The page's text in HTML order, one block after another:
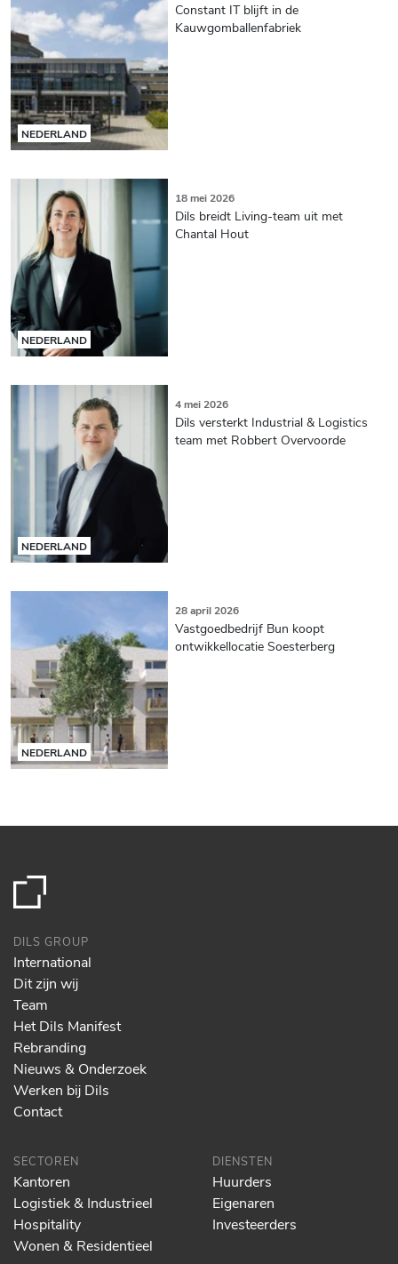
NEDERLAND
Constant IT blijft in de
Kauwgomballenfabriek
NEDERLAND
18 mei 2026
Dils breidt Living-team uit met
Chantal Hout
NEDERLAND
4 mei 2026
Dils versterkt Industrial & Logistics
team met Robbert Overvoorde
NEDERLAND
28 april 2026
Vastgoedbedrijf Bun koopt
ontwikkellocatie Soesterberg
DILS GROUP
International
Dit zijn wij
Team
Het Dils Manifest
Rebranding
Nieuws & Onderzoek
Werken bij Dils
Contact
SECTOREN
Kantoren
Logistiek & Industrieel
Hospitality
Wonen & Residentieel
DIENSTEN
Huurders
Eigenaren
Investeerders